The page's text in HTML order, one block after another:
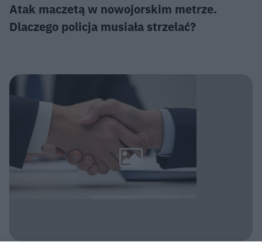
Atak maczetą w nowojorskim metrze.
Dlaczego policja musiała strzelać?